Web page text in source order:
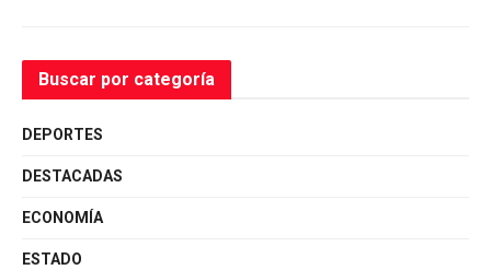
Buscar por categoría
DEPORTES
DESTACADAS
ECONOMÍA
ESTADO